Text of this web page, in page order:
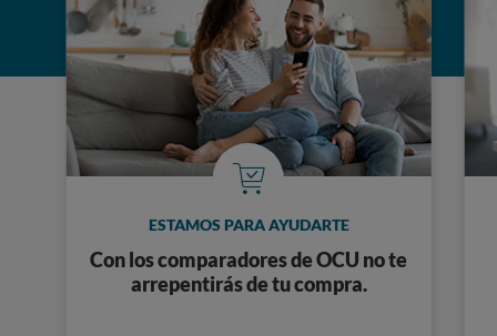
ESTAMOS PARA AYUDARTE
Con los comparadores de OCU no te
arrepentirás de tu compra.